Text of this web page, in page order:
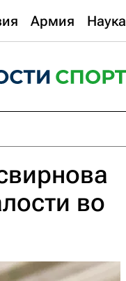
Армия Наука
во